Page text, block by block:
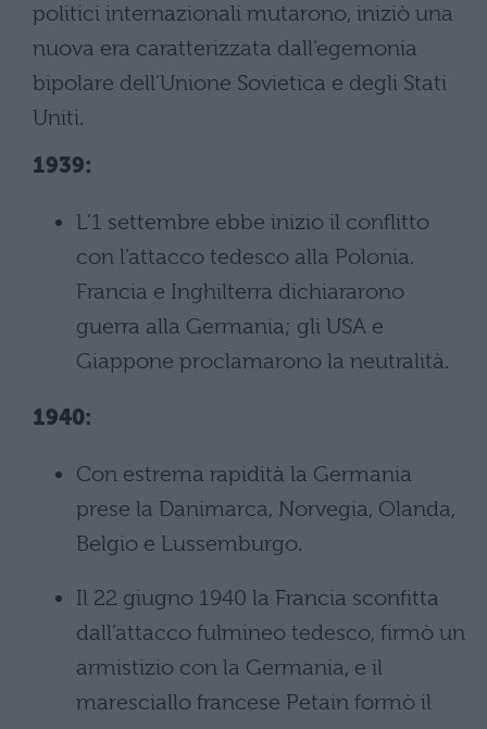
politici internazionali mutarono, iniziò una
nuova era caratterizzata dall’egemonia
bipolare dell’Unione Sovietica e degli Stati
Uniti.
1939:
L’1 settembre ebbe inizio il conflitto
con l’attacco tedesco alla Polonia.
Francia e Inghilterra dichiararono
guerra alla Germania; gli USA e
Giappone proclamarono la neutralità.
1940:
Con estrema rapidità la Germania
prese la Danimarca, Norvegia, Olanda,
Belgio e Lussemburgo.
Il 22 giugno 1940 la Francia sconfitta
dall’attacco fulmineo tedesco, firmò un
armistizio con la Germania, e il
maresciallo francese Petain formò il